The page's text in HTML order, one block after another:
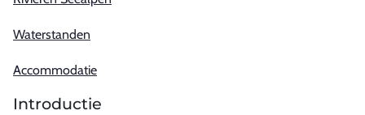
Waterstanden
Accommodatie
Introductie